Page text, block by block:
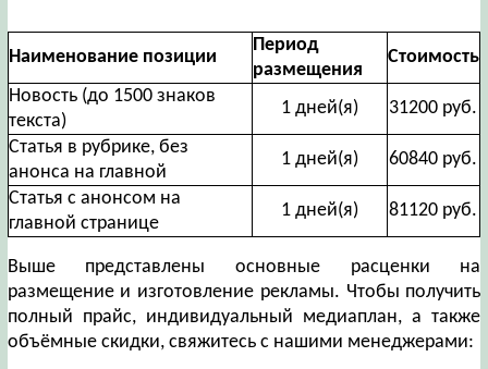
Наименование позиции
Период
размещения
Стоимость
Новость (до 1500 знаков
текста)
1 дней(я)
31200 руб.
Статья в рубрике, без
анонса на главной
1 дней(я)
60840 руб.
Статья с анонсом на
главной странице
1 дней(я) 81120 руб.
Выше представлены основные расценки на
размещение и изготовление рекламы. Чтобы получить
полный прайс, индивидуальный медиаплан, а также
объёмные скидки, свяжитесь с нашими менеджерами: